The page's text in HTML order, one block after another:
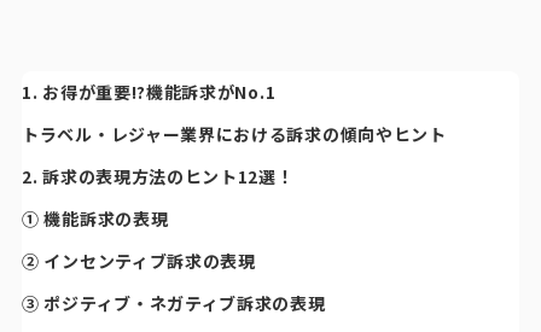
1. お得が重要!?機能訴求がNo.1
トラベル・レジャー業界における訴求の傾向やヒント
2. 訴求の表現方法のヒント12選！
① 機能訴求の表現
② インセンティブ訴求の表現
③ ポジティブ・ネガティブ訴求の表現